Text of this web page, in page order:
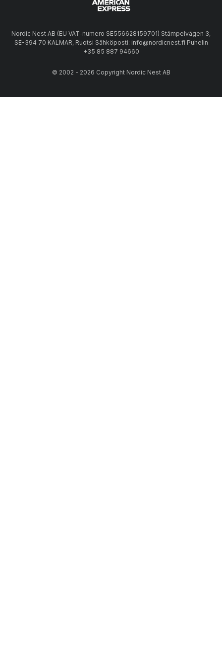
Nordic Nest AB (EU VAT-numero SE556628159701) Stämpelvägen 3,
SE-394 70 KALMAR, Ruotsi Sähköposti: info@nordicnest.fi Puhelin
+35 85 887 94660
© 2002 - 2026 Copyright Nordic Nest AB